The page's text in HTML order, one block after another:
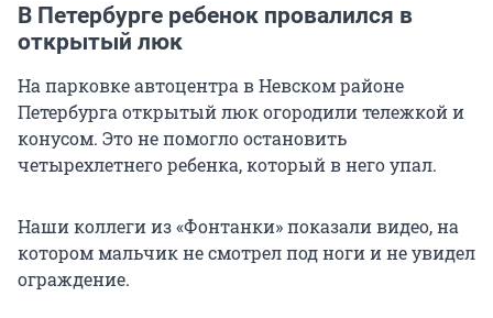
В Петербурге ребенок провалился в
открытый люк
На парковке автоцентра в Невском районе
Петербурга открытый люк огородили тележкой и
конусом. Это не помогло остановить
четырехлетнего ребенка, который в него упал.
Наши коллеги из «Фонтанки» показали видео, на
котором мальчик не смотрел под ноги и не увидел
ограждение.